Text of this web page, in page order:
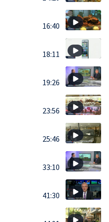
16:40
18:11
19:26
23:56
25:46
33:10
41:30